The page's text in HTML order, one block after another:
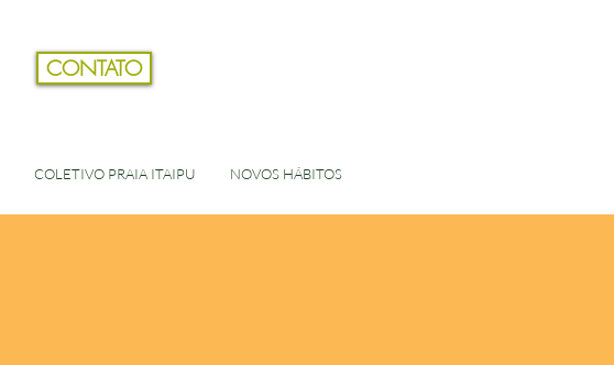
CONTATO
COLETIVO PRAIA ITAIPU NOVOS HÁBITOS